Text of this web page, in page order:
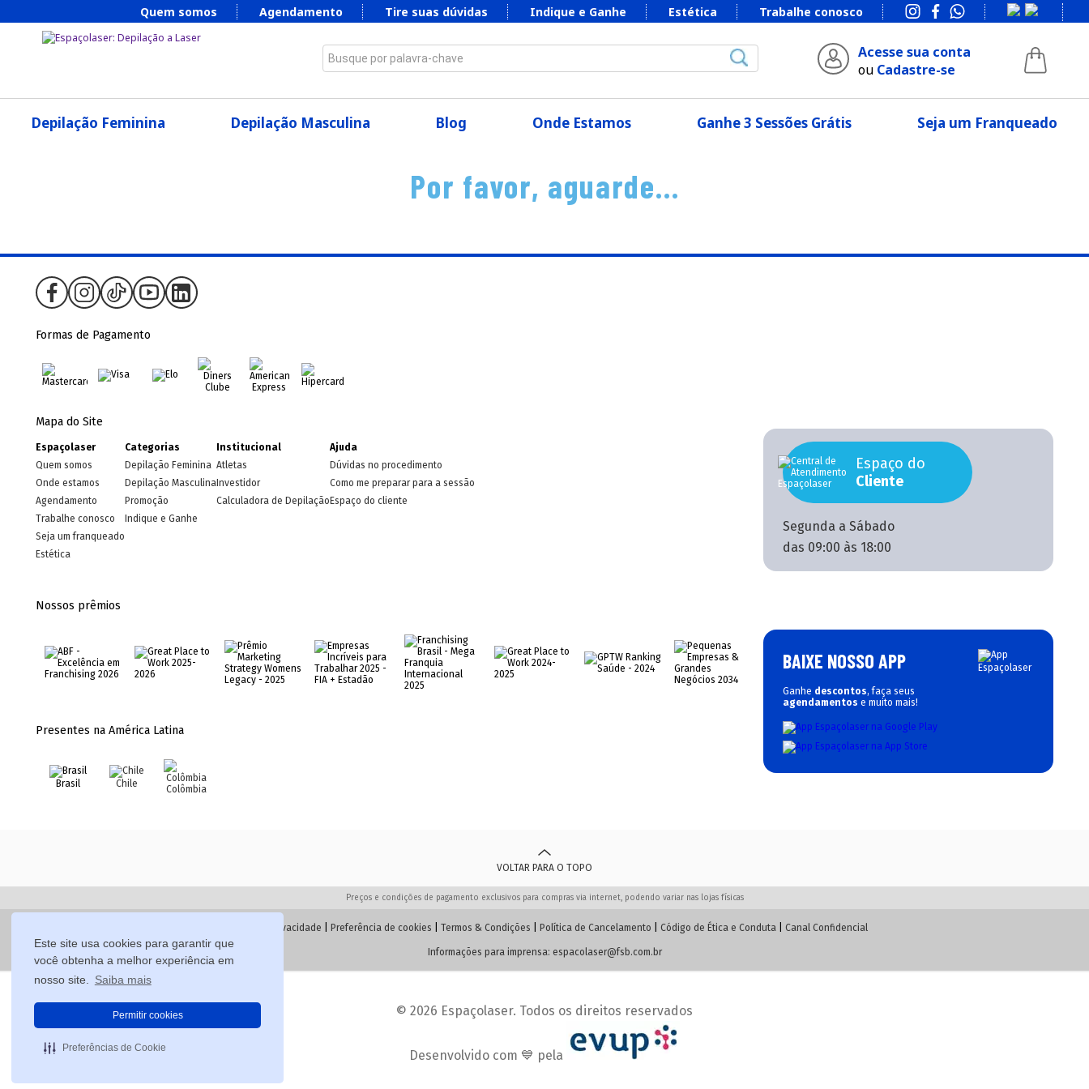
Este site usa cookies para garantir que
você obtenha a melhor experiência em
nosso site. Saiba mais
Permitir cookies
Preferências de Cookie
Quem somos Agendamento Tire suas dúvidas Indique e Ganhe Estética Trabalhe conosco
Busque por palavra-chave
Acesse sua conta
ou Cadastre-se
Depilação Feminina Depilação Masculina Blog Onde Estamos Ganhe 3 Sessões Grátis Seja um Franqueado
Por favor, aguarde...
Formas de Pagamento
Mapa do Site
Espaçolaser
Quem somos
Onde estamos
Agendamento
Trabalhe conosco
Seja um franqueado
Estética
Categorias
Depilação Feminina
Depilação Masculina
Promoção
Indique e Ganhe
Institucional
Atletas
Investidor
Calculadora de Depilação
Ajuda
Dúvidas no procedimento
Como me preparar para a sessão
Espaço do cliente
Espaço do
Cliente
Segunda a Sábado
das 09:00 às 18:00
Nossos prêmios
Presentes na América Latina
Brasil Chile Colômbia
BAIXE NOSSO APP
Ganhe descontos, faça seus
agendamentos e muito mais!
VOLTAR PARA O TOPO
Preços e condições de pagamento exclusivos para compras via internet, podendo variar nas lojas físicas
Política de Privacidade Preferência de cookies Termos & Condições Política de Cancelamento Código de Ética e Conduta Canal Confidencial
Informações para imprensa: espacolaser@fsb.com.br
© 2026 Espaçolaser. Todos os direitos reservados
Desenvolvido com 💙 pela